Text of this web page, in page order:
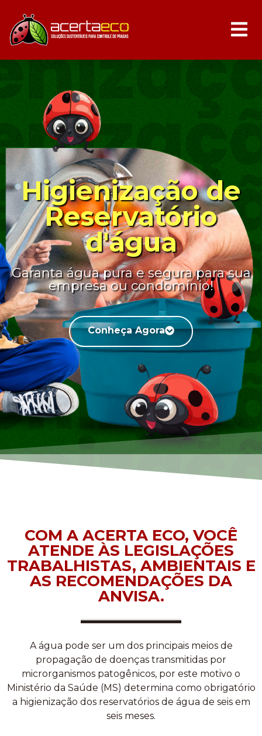
Higienização de
Reservatório
d'água
Garanta água pura e segura para sua
empresa ou condomínio!
Conheça Agora
COM A ACERTA ECO, VOCÊ
ATENDE ÀS LEGISLAÇÕES
TRABALHISTAS, AMBIENTAIS E
AS RECOMENDAÇÕES DA
ANVISA.
A água pode ser um dos principais meios de
propagação de doenças transmitidas por
microrganismos patogênicos, por este motivo o
Ministério da Saúde (MS) determina como obrigatório
a higienização dos reservatórios de água de seis em
seis meses.